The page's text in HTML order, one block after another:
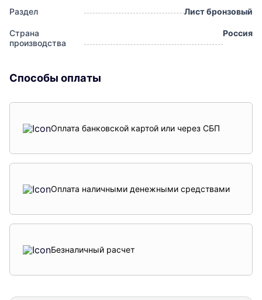
Раздел Лист бронзовый
Страна
производства
Россия
Способы оплаты
Оплата банковской картой или через СБП
Оплата наличными денежными средствами
Безналичный расчет